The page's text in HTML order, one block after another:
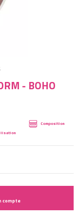
- BOHO
Composition
compte